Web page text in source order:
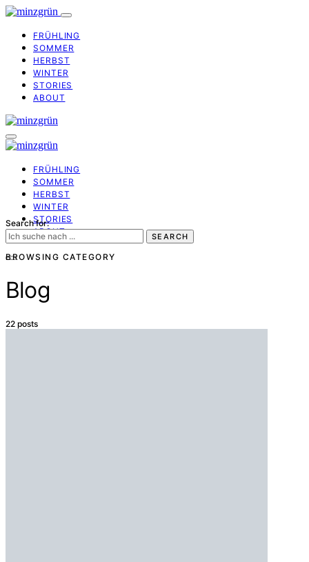
FRÜHLING
SOMMER
HERBST
WINTER
STORIES
ABOUT
FRÜHLING
SOMMER
HERBST
WINTER
STORIES
ABOUT
Search for:
SEARCH
BROWSING CATEGORY
Blog
22 posts